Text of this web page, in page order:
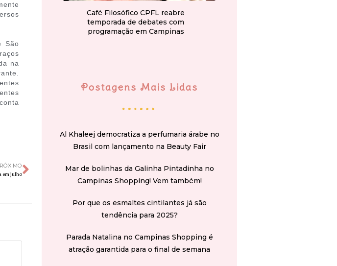
São
na
em julho
Café Filosófico CPFL reabre
temporada de debates com
programação em Campinas
Postagens Mais Lidas
Al Khaleej democratiza a perfumaria árabe no
Brasil com lançamento na Beauty Fair
Mar de bolinhas da Galinha Pintadinha no
Campinas Shopping! Vem também!
Por que os esmaltes cintilantes já são
tendência para 2025?
Parada Natalina no Campinas Shopping é
atração garantida para o final de semana